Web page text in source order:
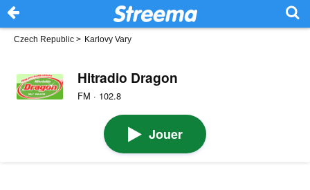
Czech Republic > Karlovy Vary
Hitradio Dragon
FM · 102.8
Jouer